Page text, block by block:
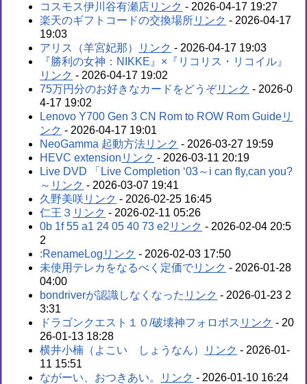
コスモス伊川谷有瀬店
- 2026-04-17 19:27
楽天のギフトコードの交換場所
- 2026-04-17
19:03
アリス（羊宮妃那）
- 2026-04-17 19:03
『勝利の女神：NIKKE』×『リコリス・リコイル』
- 2026-04-17 19:02
75万円分のお好きなカードをどうぞ
- 2026-0
4-17 19:02
Lenovo Y700 Gen 3 CN Rom to ROW Rom Guide
- 2026-04-17 19:01
NeoGamma 起動方法
- 2026-03-27 19:59
HEVC extension
- 2026-03-11 20:19
Live DVD 「Live Completion ‘03～i can fly,can you?
～
- 2026-03-07 19:41
久野美咲
- 2026-02-25 16:45
仁王３
- 2026-02-11 05:26
0b 1f 55 a1 24 05 40 73 e2
- 2026-02-04 20:5
2
:RenameLog
- 2026-02-03 17:50
未使用テレカをなるべく定価で
- 2026-01-28
04:00
bondriverが認識しなくなった
- 2026-01-23 2
3:31
ドラゴンクエスト１０/破壊神フォロボス
- 20
26-01-13 18:28
横井小楠（よこい しょうなん）
- 2026-01-
11 15:51
ながーい、おつきあい。
- 2026-01-10 16:24